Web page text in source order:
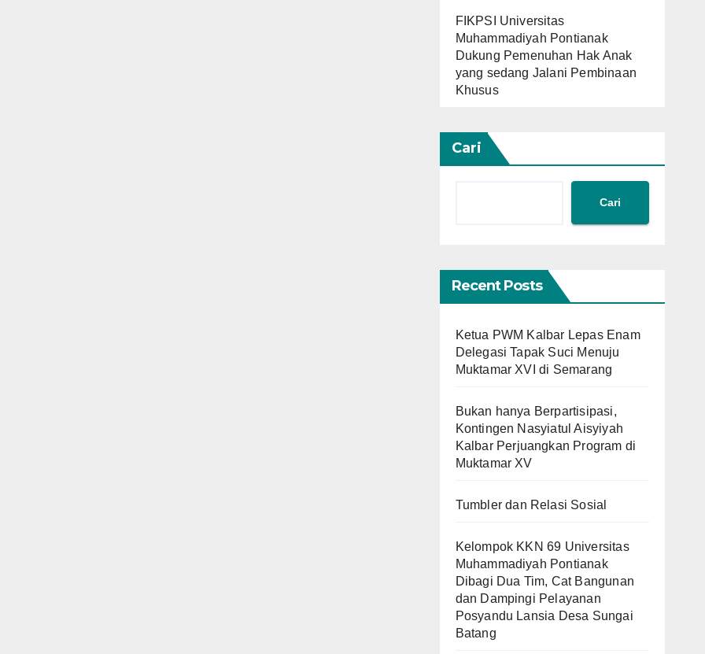
FIKPSI Universitas
Muhammadiyah Pontianak
Dukung Pemenuhan Hak Anak
yang sedang Jalani Pembinaan
Khusus
Cari
Cari
Recent Posts
Ketua PWM Kalbar Lepas Enam
Delegasi Tapak Suci Menuju
Muktamar XVI di Semarang
Bukan hanya Berpartisipasi,
Kontingen Nasyiatul Aisyiyah
Kalbar Perjuangkan Program di
Muktamar XV
Tumbler dan Relasi Sosial
Kelompok KKN 69 Universitas
Muhammadiyah Pontianak
Dibagi Dua Tim, Cat Bangunan
dan Dampingi Pelayanan
Posyandu Lansia Desa Sungai
Batang